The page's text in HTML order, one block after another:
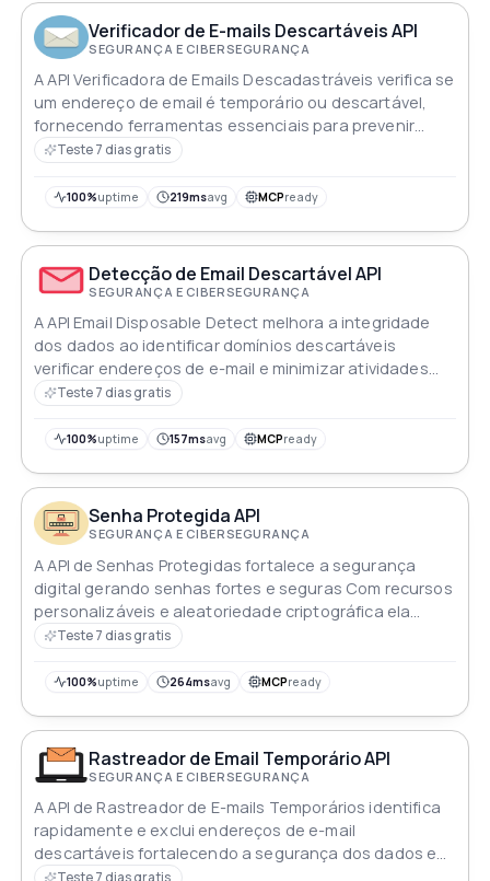
Verificador de E-mails Descartáveis API
SEGURANÇA E CIBERSEGURANÇA
A API Verificadora de Emails Descadastráveis verifica se
um endereço de email é temporário ou descartável,
fornecendo ferramentas essenciais para prevenir
fraudes e manter a integridade da lista
Teste 7 dias gratis
100%uptime 219msavg MCPready
Detecção de Email Descartável API
SEGURANÇA E CIBERSEGURANÇA
A API Email Disposable Detect melhora a integridade
dos dados ao identificar domínios descartáveis
verificar endereços de e-mail e minimizar atividades
fraudulentas
Teste 7 dias gratis
100%uptime 157msavg MCPready
Senha Protegida API
SEGURANÇA E CIBERSEGURANÇA
A API de Senhas Protegidas fortalece a segurança
digital gerando senhas fortes e seguras Com recursos
personalizáveis e aleatoriedade criptográfica ela
oferece proteção aprimorada contra ameaças
Teste 7 dias gratis
100%uptime 264msavg MCPready
Rastreador de Email Temporário API
SEGURANÇA E CIBERSEGURANÇA
A API de Rastreador de E-mails Temporários identifica
rapidamente e exclui endereços de e-mail
descartáveis fortalecendo a segurança dos dados e
otimizando as comunicações por e-mail para uma
Teste 7 dias gratis